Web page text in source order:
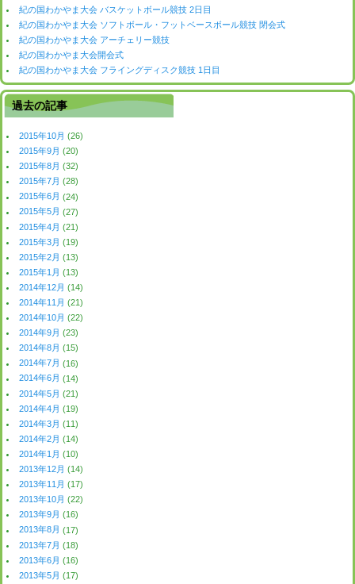
紀の国わかやま大会 バスケットボール競技 2日目
紀の国わかやま大会 ソフトボール・フットベースボール競技 閉会式
紀の国わかやま大会 アーチェリー競技
紀の国わかやま大会開会式
紀の国わかやま大会 フライングディスク競技 1日目
過去の記事
2015年10月 (26)
2015年9月 (20)
2015年8月 (32)
2015年7月 (28)
2015年6月 (24)
2015年5月 (27)
2015年4月 (21)
2015年3月 (19)
2015年2月 (13)
2015年1月 (13)
2014年12月 (14)
2014年11月 (21)
2014年10月 (22)
2014年9月 (23)
2014年8月 (15)
2014年7月 (16)
2014年6月 (14)
2014年5月 (21)
2014年4月 (19)
2014年3月 (11)
2014年2月 (14)
2014年1月 (10)
2013年12月 (14)
2013年11月 (17)
2013年10月 (22)
2013年9月 (16)
2013年8月 (17)
2013年7月 (18)
2013年6月 (16)
2013年5月 (17)